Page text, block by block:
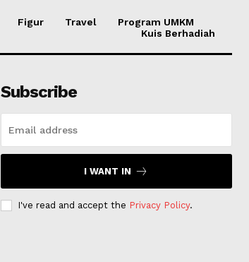
Figur Travel
Program UMKM
Kuis Berhadiah
Subscribe
I WANT IN
I've read and accept the Privacy Policy.